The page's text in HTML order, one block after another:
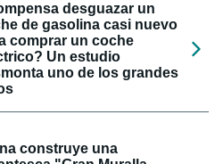
desguazar un
de gasolina casi nuevo
comprar un coche
Un estudio
uno de los grandes
construye una